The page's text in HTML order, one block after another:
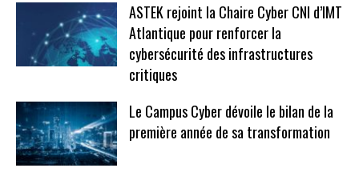
ASTEK rejoint la Chaire Cyber CNI d’IMT
Atlantique pour renforcer la
cybersécurité des infrastructures
critiques
Le Campus Cyber dévoile le bilan de la
première année de sa transformation